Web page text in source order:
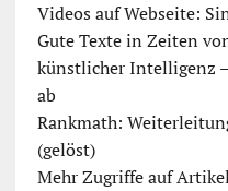
Videos auf Webseite:
Gute Texte in Zeiten
künstlicher Intelligenz
ab
Rankmath:
(gelöst)
Mehr Zugriffe auf